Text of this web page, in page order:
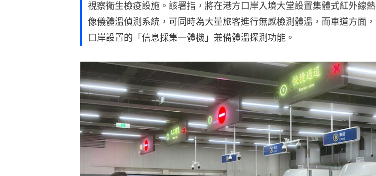
視察衞生檢疫設施。該署指，將在港方口岸入境大堂設置集體式紅外線熱
像儀體溫偵測系統，可同時為大量旅客進行無感檢測體溫，而車道方面，
口岸設置的「信息採集一體機」兼備體溫探測功能。